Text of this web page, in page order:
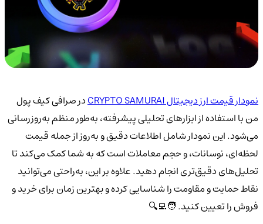
نمودار قیمت ارز دیجیتال CRYPTO SAMURAI
در صرافی کیف پول
من با استفاده از ابزارهای تحلیلی پیشرفته، به‌طور منظم به‌روزرسانی
می‌شود. این نمودار شامل اطلاعات دقیق و به‌روز از جمله قیمت
لحظه‌ای، نوسانات، و حجم معاملات است که به شما کمک می‌کند تا
تحلیل‌های دقیق‌تری انجام دهید. علاوه بر این، به‌راحتی می‌توانید
نقاط حمایت و مقاومت را شناسایی کرده و بهترین زمان برای خرید و
فروش را تعیین کنید. 🧑‍💻🔍